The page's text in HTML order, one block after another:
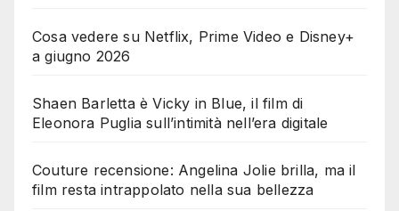
Cosa vedere su Netflix, Prime Video e Disney+
a giugno 2026
Shaen Barletta è Vicky in Blue, il film di
Eleonora Puglia sull’intimità nell’era digitale
Couture recensione: Angelina Jolie brilla, ma il
film resta intrappolato nella sua bellezza